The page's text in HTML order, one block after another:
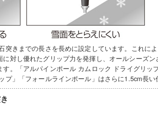
突きまでの長さを長めに設定しています。これに
対し優れたグリップ力を発揮し、オールシーズ
。「アルパインポール カムロック ドライグリッ
プ」「フォールラインポール」はさらに1.5cm長い